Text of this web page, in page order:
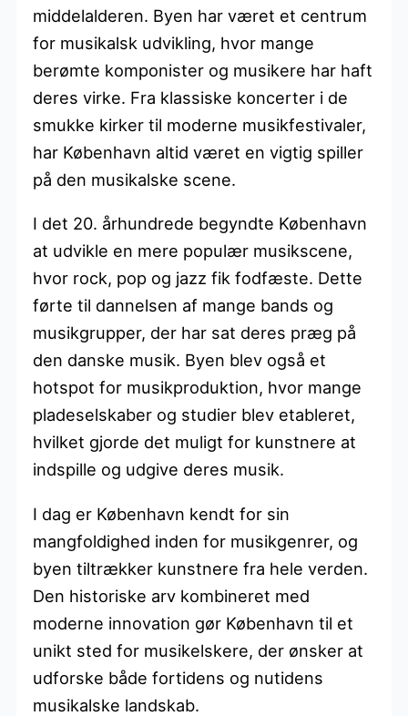
middelalderen. Byen har været et centrum
for musikalsk udvikling, hvor mange
berømte komponister og musikere har haft
deres virke. Fra klassiske koncerter i de
smukke kirker til moderne musikfestivaler,
har København altid været en vigtig spiller
på den musikalske scene.
I det 20. århundrede begyndte København
at udvikle en mere populær musikscene,
hvor rock, pop og jazz fik fodfæste. Dette
førte til dannelsen af mange bands og
musikgrupper, der har sat deres præg på
den danske musik. Byen blev også et
hotspot for musikproduktion, hvor mange
pladeselskaber og studier blev etableret,
hvilket gjorde det muligt for kunstnere at
indspille og udgive deres musik.
I dag er København kendt for sin
mangfoldighed inden for musikgenrer, og
byen tiltrækker kunstnere fra hele verden.
Den historiske arv kombineret med
moderne innovation gør København til et
unikt sted for musikelskere, der ønsker at
udforske både fortidens og nutidens
musikalske landskab.